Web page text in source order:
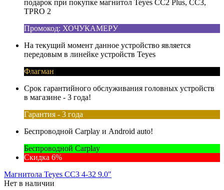
подарок при покупке магнитол Teyes CC2 Plus, CC3,
TPRO 2
Промокод: ХОЧУКАМЕРУ
На текущий момент данное устройство является
передовым в линейке устройств Teyes
Флагман
Срок гарантийного обслуживания головных устройств
в магазине - 3 года!
Гарантия - 3 года
Беспроводной Carplay и Android auto!
Беспроводной Carplay
Скидка 6%
Магнитола Teyes CC3 4-32 9.0"
Нет в наличии